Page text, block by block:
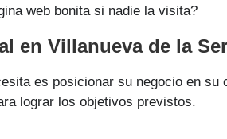
web bonita si nadie la visita?
en Villanueva de la
es posicionar su negocio en su
lograr los objetivos previstos.